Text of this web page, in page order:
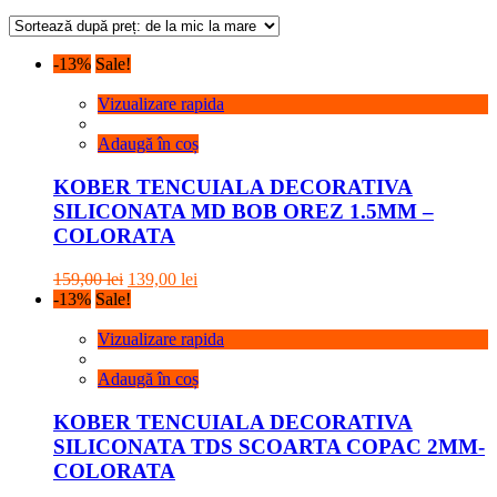
preț:
la
-13% Sale!
Vizualizare rapida
Adaugă în coș
KOBER TENCUIALA DECORATIVA
SILICONATA MD BOB OREZ 1.5MM –
COLORATA
159,00lei Prețul
inițial
fost:
139,00 lei
139,00 lei.
-13% Sale!
Vizualizare rapida
Adaugă în coș
KOBER TENCUIALA DECORATIVA
SILICONATA TDS SCOARTA COPAC 2MM-
COLORATA